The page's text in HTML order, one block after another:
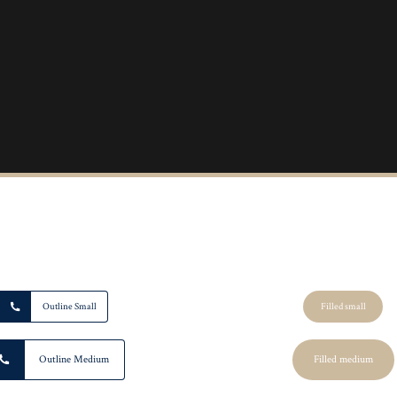
Outline Small
Outline Medium
Filled small
Filled medium